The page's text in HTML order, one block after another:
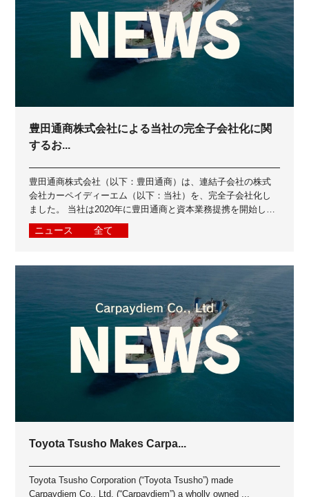
豊田通商株式会社による当社の完全子会社化に関
するお...
豊田通商株式会社（以下：豊田通商）は、連結子会社の株式
会社カーペイディーエム（以下：当社）を、完全子会社化し
ました。 当社は2020年に豊田通商と資本業務提携を開始し、
2023年に豊田通商グループイン...
ニュース 全て
Toyota Tsusho Makes Carpa...
Toyota Tsusho Corporation (“Toyota Tsusho”) made
Carpaydiem Co., Ltd. (“Carpaydiem”) a wholly owned ...